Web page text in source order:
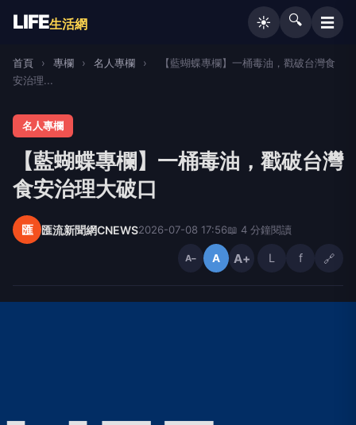
LIFE生活網 ☀️ 🔍 ☰
首頁 › 專欄 › 名人專欄 ›
【藍蝴蝶專欄】一桶毒油，戳破台灣食
安治理...
名人專欄
【藍蝴蝶專欄】一桶毒油，戳破台灣
食安治理大破口
匯 匯流新聞網CNEWS2026-07-08 17:56📖 4 分鐘閱讀
A− A A+ L f 🔗